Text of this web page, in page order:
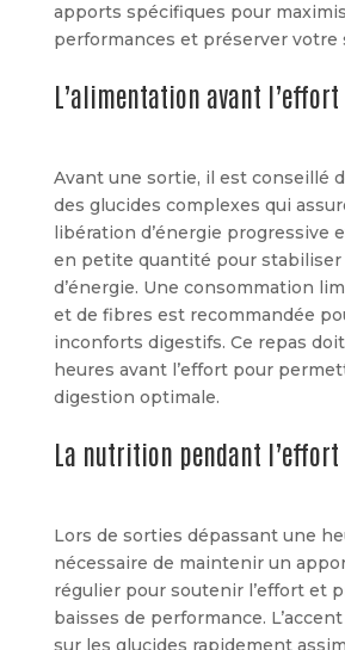
apports spécifiques pour
performances et préserver votre
L’alimentation avant l’effort
Avant une sortie, il est conseillé
des glucides complexes qui
libération d’énergie progressive
en petite quantité pour stabiliser
d’énergie. Une consommation
et de fibres est recommandée
inconforts digestifs. Ce repas
heures avant l’effort pour
digestion optimale.
La nutrition pendant l’effort
Lors de sorties dépassant une
nécessaire de maintenir un
régulier pour soutenir l’effort et
baisses de performance.
sur les glucides rapidement